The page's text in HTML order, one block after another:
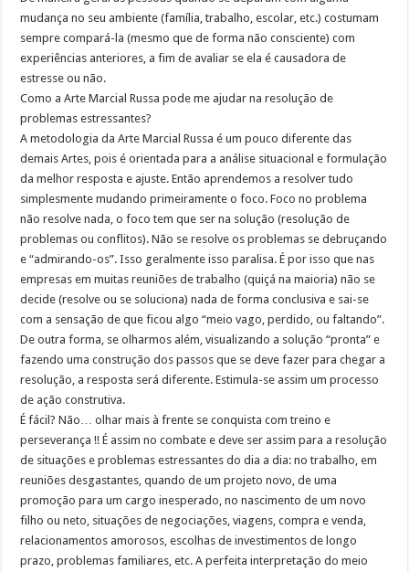
mudança no seu ambiente (família, trabalho, escolar, etc.) costumam
sempre compará-la (mesmo que de forma não consciente) com
experiências anteriores, a fim de avaliar se ela é causadora de
estresse ou não.
Como a Arte Marcial Russa pode me ajudar na resolução de
problemas estressantes?
A metodologia da Arte Marcial Russa é um pouco diferente das
demais Artes, pois é orientada para a análise situacional e formulação
da melhor resposta e ajuste. Então aprendemos a resolver tudo
simplesmente mudando primeiramente o foco. Foco no problema
não resolve nada, o foco tem que ser na solução (resolução de
problemas ou conflitos). Não se resolve os problemas se debruçando
e “admirando-os”. Isso geralmente isso paralisa. É por isso que nas
empresas em muitas reuniões de trabalho (quiçá na maioria) não se
decide (resolve ou se soluciona) nada de forma conclusiva e sai-se
com a sensação de que ficou algo “meio vago, perdido, ou faltando”.
De outra forma, se olharmos além, visualizando a solução “pronta” e
fazendo uma construção dos passos que se deve fazer para chegar a
resolução, a resposta será diferente. Estimula-se assim um processo
de ação construtiva.
É fácil? Não… olhar mais à frente se conquista com treino e
perseverança !! É assim no combate e deve ser assim para a resolução
de situações e problemas estressantes do dia a dia: no trabalho, em
reuniões desgastantes, quando de um projeto novo, de uma
promoção para um cargo inesperado, no nascimento de um novo
filho ou neto, situações de negociações, viagens, compra e venda,
relacionamentos amorosos, escolhas de investimentos de longo
prazo, problemas familiares, etc. A perfeita interpretação do meio